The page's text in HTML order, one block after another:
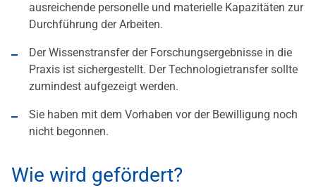
ausreichende personelle und materielle Kapazitäten zur
Durchführung der Arbeiten.
Der Wissenstransfer der Forschungsergebnisse in die
Praxis ist sichergestellt. Der Technologietransfer sollte
zumindest aufgezeigt werden.
Sie haben mit dem Vorhaben vor der Bewilligung noch
nicht begonnen.
Wie wird gefördert?